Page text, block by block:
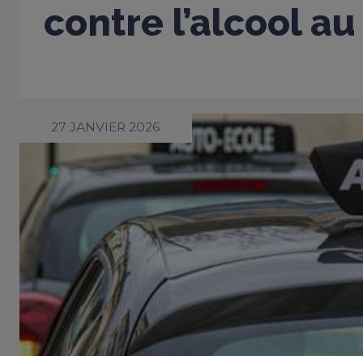
contre l’alcool
27 JANVIER 2026